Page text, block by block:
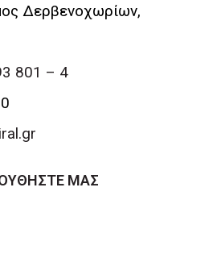
Δερβενοχωρίων,
801 – 4
ΜΑΣ